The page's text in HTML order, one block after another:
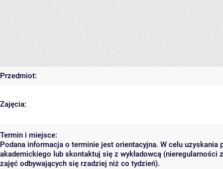
Przedmiot:
Zajęcia:
Termin i miejsce:
Podana informacja o terminie jest orientacyjna. W celu
akademickiego lub skontaktuj się z wykładowcą (nieregularności
zajęć odbywających się rzadziej niż co tydzień).